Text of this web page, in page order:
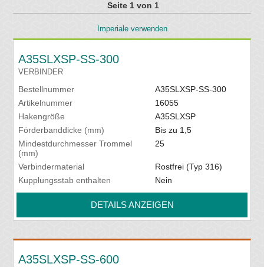
Seite 1 von 1
Imperiale verwenden
A35SLXSP-SS-300
VERBINDER
Bestellnummer
A35SLXSP-SS-300
Artikelnummer
16055
Hakengröße
A35SLXSP
Förderbanddicke (mm)
Bis zu 1,5
Mindestdurchmesser Trommel
(mm)
25
Verbindermaterial
Rostfrei (Typ 316)
Kupplungsstab enthalten
Nein
DETAILS ANZEIGEN
A35SLXSP-SS-600